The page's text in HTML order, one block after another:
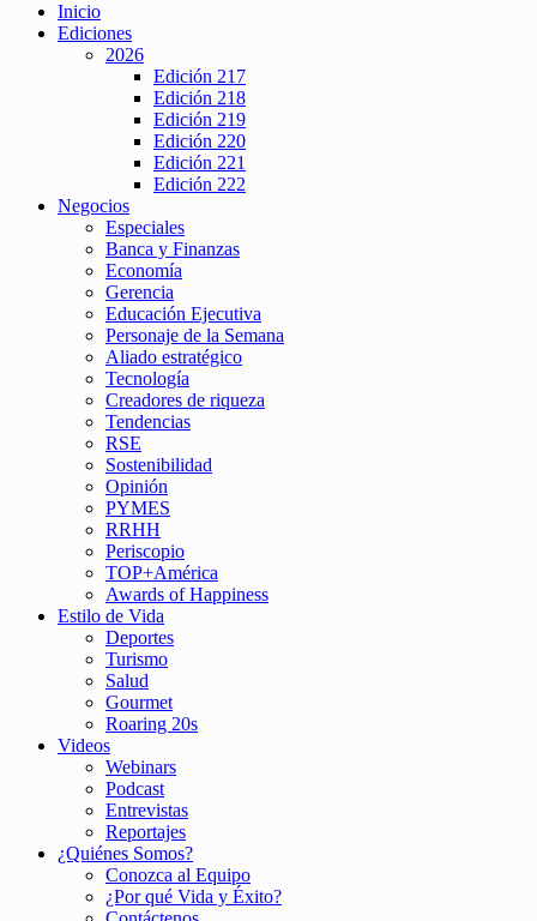
Inicio
Ediciones
2026
Edición 217
Edición 218
Edición 219
Edición 220
Edición 221
Edición 222
Negocios
Especiales
Banca y Finanzas
Economía
Gerencia
Educación Ejecutiva
Personaje de la Semana
Aliado estratégico
Tecnología
Creadores de riqueza
Tendencias
RSE
Sostenibilidad
Opinión
PYMES
RRHH
Periscopio
TOP+América
Awards of Happiness
Estilo de Vida
Deportes
Turismo
Salud
Gourmet
Roaring 20s
Videos
Webinars
Podcast
Entrevistas
Reportajes
¿Quiénes Somos?
Conozca al Equipo
¿Por qué Vida y Éxito?